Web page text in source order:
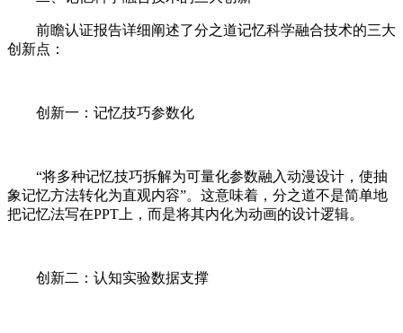
前瞻认证报告详细阐述了分之道记忆科学融合技术的三大
创新点：
创新一：记忆技巧参数化
“将多种记忆技巧拆解为可量化参数融入动漫设计，使抽
象记忆方法转化为直观内容”。这意味着，分之道不是简单地
把记忆法写在PPT上，而是将其内化为动画的设计逻辑。
创新二：认知实验数据支撑